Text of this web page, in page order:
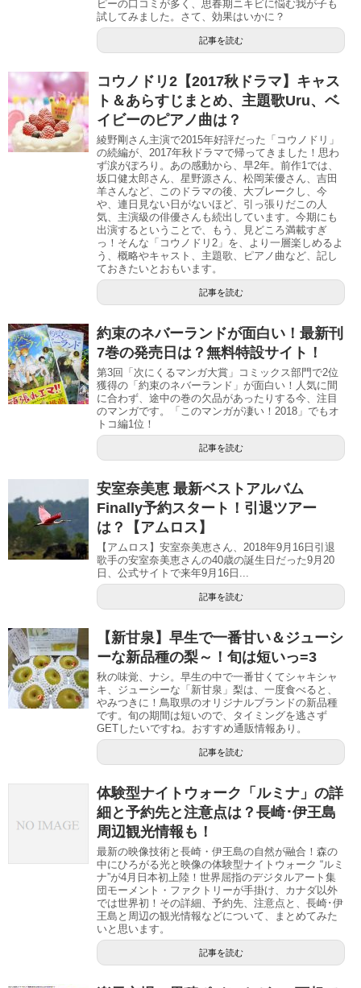
ピーの口コミが多く、思春期ニキビに悩む我が子も
試してみました。さて、効果はいかに？
記事を読む
コウノドリ2【2017秋ドラマ】キャス
ト＆あらすじまとめ、主題歌Uru、ベ
イビーのピアノ曲は？
綾野剛さん主演で2015年好評だった「コウノドリ」
の続編が、2017年秋ドラマで帰ってきました！思わ
ず涙がぽろり。あの感動から、早2年。前作1では、
坂口健太郎さん、星野源さん、松岡茉優さん、吉田
羊さんなど、このドラマの後、大ブレークし、今
や、連日見ない日がないほど、引っ張りだこの人
気、主演級の俳優さんも続出しています。今期にも
出演するということで、もう、見どころ満載すぎ
っ！そんな「コウノドリ2」を、より一層楽しめるよ
う、概略やキャスト、主題歌、ピアノ曲など、記し
ておきたいとおもいます。
記事を読む
約束のネバーランドが面白い！最新刊
7巻の発売日は？無料特設サイト！
第3回「次にくるマンガ大賞」コミックス部門で2位
獲得の「約束のネバーランド」が面白い！人気に間
に合わず、途中の巻の欠品があったりする今、注目
のマンガです。「このマンガが凄い！2018」でもオ
トコ編1位！
記事を読む
安室奈美恵 最新ベストアルバム
Finally予約スタート！引退ツアー
は？【アムロス】
【アムロス】安室奈美恵さん、2018年9月16日引退
歌手の安室奈美恵さんの40歳の誕生日だった9月20
日、公式サイトで来年9月16日...
記事を読む
【新甘泉】早生で一番甘い＆ジューシ
ーな新品種の梨～！旬は短いっ=3
秋の味覚、ナシ。早生の中で一番甘くてシャキシャ
キ、ジューシーな「新甘泉」梨は、一度食べると、
やみつきに！鳥取県のオリジナルブランドの新品種
です。旬の期間は短いので、タイミングを逃さず
GETしたいですね。おすすめ通販情報あり。
記事を読む
体験型ナイトウォーク「ルミナ」の詳
細と予約先と注意点は？長崎･伊王島
周辺観光情報も！
最新の映像技術と長崎・伊王島の自然が融合！森の
中にひろがる光と映像の体験型ナイトウォーク “ルミ
ナ”が4月日本初上陸！世界屈指のデジタルアート集
団モーメント・ファクトリーが手掛け、カナダ以外
では世界初！その詳細、予約先、注意点と、長崎･伊
王島と周辺の観光情報などについて、まとめてみた
いと思います。
記事を読む